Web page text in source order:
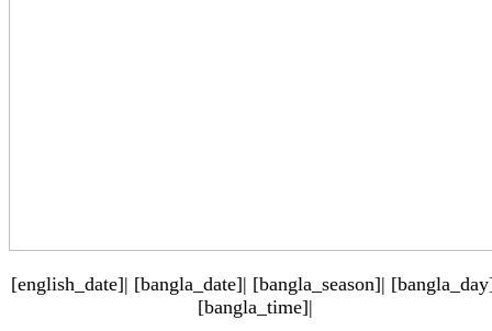
[english_date]| [bangla_date]| [bangla_season]|
[bangla_time]|